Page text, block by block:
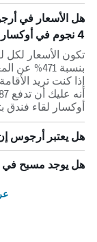
هل الأسعار في
4 نجوم في أوكسار؟
تكون الأسعار
إذا كنت تريد
أوكسار لقاء فندق
هل يعتبر أرجوس إن
هل يوجد مسبح في